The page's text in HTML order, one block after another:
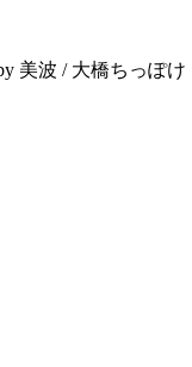
美波 / 大橋ちっぽけ